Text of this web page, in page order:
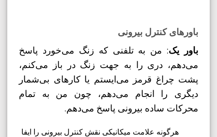
باورهای کنترل بیرونی
باور یک: من به تلفنی که زنگ می‌خورد پاسخ
می‌دهم، دری را به جهت زنگ در باز می‌کنم،
پشت چراغ قرمز می‌ایستم یا کارهای بی‌شمار
دیگری را انجام می‌دهم، چون من به تمام
محرکات ساده بیرونی پاسخ می‌دهم.
هرگونه علامت میکانیکی نقش کنترل بیرونی را ایفا